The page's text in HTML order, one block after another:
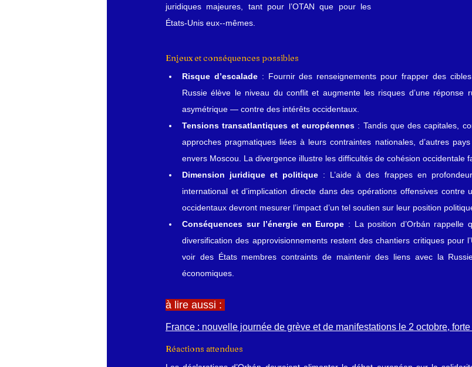
juridiques majeures, tant pour l’OTAN que pour les
États‑Unis eux‑-mêmes.
Enjeux et conséquences possibles
Risque d’escalade : Fournir des renseignements pour frapper des
Russie élève le niveau du conflit et augmente les risques d’une réponse
asymétrique — contre des intérêts occidentaux.
Tensions transatlantiques et européennes : Tandis que des capitales,
approches pragmatiques liées à leurs contraintes nationales, d’autres
envers Moscou. La divergence illustre les difficultés de cohésion occidentale
Dimension juridique et politique : L’aide à des frappes en
international et d’implication directe dans des opérations offensives contre
occidentaux devront mesurer l’impact d’un tel soutien sur leur position
Conséquences sur l’énergie en Europe : La position d’Orbán rappelle
diversification des approvisionnements restent des chantiers critiques pour
voir des États membres contraints de maintenir des liens avec la
économiques.
à lire aussi :
France : nouvelle journée de grève et de manifestations le 2 octobre,
Réactions attendues